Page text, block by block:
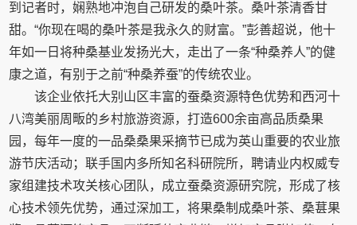
到记者时，娴熟地冲泡自己研发的桑叶茶。桑叶茶清香甘
甜。“你现在喝的桑叶茶是我永久的财富。”彭善超说，他十
年如一日将种桑基业发扬光大，走出了一条“种桑养人”的健
康之道，有别于之前“种桑养蚕”的传统农业。
该企业依托大别山区丰富的蚕桑资源特色优势和西河十
八湾美丽周畈的乡村旅游资源，打造600余亩高品质桑果
园，每年一度的一品桑桑果采摘节已成为英山重要的农业旅
游节庆活动；联手国内多所知名科研院所，聘请业内权威专
家组建技术攻关核心团队，成立蚕桑资源研究院，形成了核
心技术领先优势，通过深加工，将果桑制成桑叶茶、桑葚果